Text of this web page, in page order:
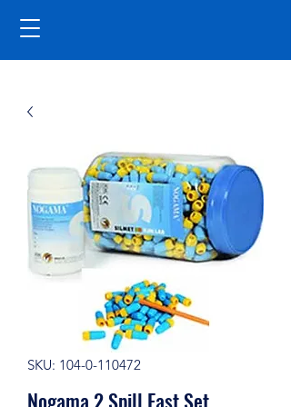
SKU: 104-0-110472
Nogama 2 Spill Fast Set